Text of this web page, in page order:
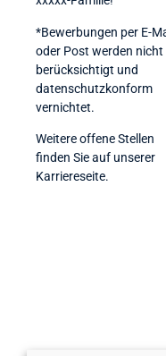
*Bewerbungen per E-
oder Post werden nicht
berücksichtigt und
datenschutzkonform
vernichtet.
Weitere offene Stellen
finden Sie auf unserer
Karriereseite.